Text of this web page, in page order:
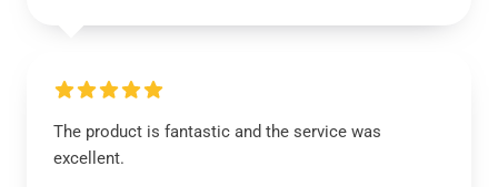
The product is fantastic and the service was
excellent.